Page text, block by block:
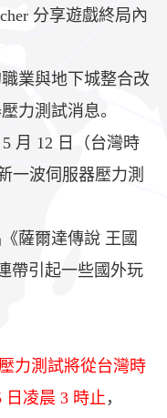
分享遊戲終局內
業與地下城整合改
力測試消息。
月 12 日（台灣時
一波伺服器壓力測
薩爾達傳說 王國
帶引起一些國外玩
力測試將從台灣時
日凌晨 3 時止 ，